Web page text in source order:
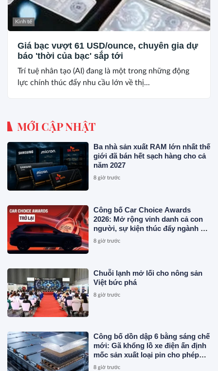
Kinh tế
Giá bạc vượt 61 USD/ounce, chuyên gia dự
báo 'thời của bạc' sắp tới
Trí tuệ nhân tạo (AI) đang là một trong những động
lực chính thúc đẩy nhu cầu lớn về thị...
MỚI CẬP NHẬT
Ba nhà sản xuất RAM lớn nhất thế
giới đã bán hết sạch hàng cho cả
năm 2027
8 giờ trước
Công bố Car Choice Awards
2026: Mở rộng vinh danh cả con
người, sự kiện thúc đẩy ngành xe
Việt Nam
8 giờ trước
Chuỗi lạnh mở lối cho nông sản
Việt bức phá
8 giờ trước
Công bố dồn dập 6 bằng sáng chế
mới: Gã khổng lồ xe điện ấn định
mốc sản xuất loại pin cho phép
sạc 1 lần đi từ Hà Nội đến TP.HCM
8 giờ trước